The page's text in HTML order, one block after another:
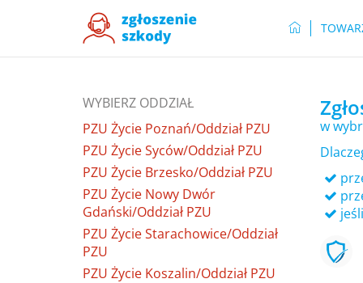
WYBIERZ ODDZIAŁ
PZU Życie Poznań/Oddział PZU
PZU Życie Syców/Oddział PZU
PZU Życie Brzesko/Oddział PZU
PZU Życie Nowy Dwór
Gdański/Oddział PZU
PZU Życie Starachowice/Oddział
PZU
PZU Życie Koszalin/Oddział PZU
w